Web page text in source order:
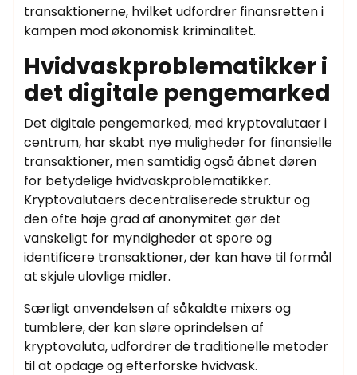
transaktionerne, hvilket udfordrer finansretten i
kampen mod økonomisk kriminalitet.
Hvidvaskproblematikker i
det digitale pengemarked
Det digitale pengemarked, med kryptovalutaer i
centrum, har skabt nye muligheder for finansielle
transaktioner, men samtidig også åbnet døren
for betydelige hvidvaskproblematikker.
Kryptovalutaers decentraliserede struktur og
den ofte høje grad af anonymitet gør det
vanskeligt for myndigheder at spore og
identificere transaktioner, der kan have til formål
at skjule ulovlige midler.
Særligt anvendelsen af såkaldte mixers og
tumblere, der kan sløre oprindelsen af
kryptovaluta, udfordrer de traditionelle metoder
til at opdage og efterforske hvidvask.